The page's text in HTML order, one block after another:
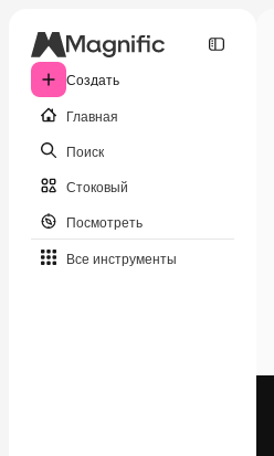
Создать
Главная
Поиск
Стоковый
Посмотреть
Все инструменты